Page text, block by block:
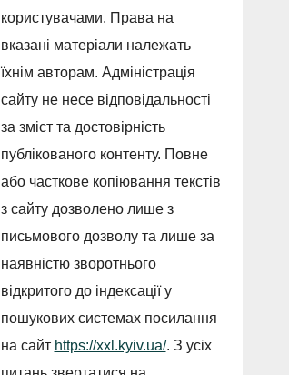
користувачами. Права на
вказані матеріали належать
їхнім авторам. Адміністрація
сайту не несе відповідальності
за зміст та достовірність
публікованого контенту. Повне
або часткове копіювання текстів
з сайту дозволено лише з
письмового дозволу та лише за
наявністю зворотнього
відкритого до індексації у
пошукових системах посилання
на сайт https://xxl.kyiv.ua/. З усіх